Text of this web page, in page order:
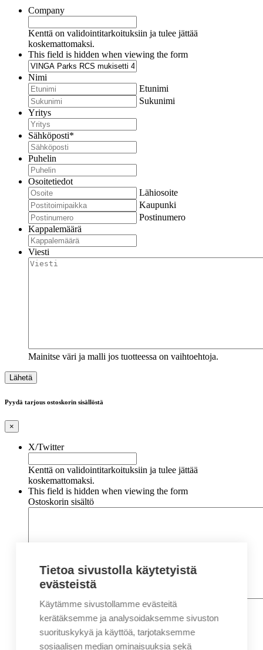
Company
Kenttä on validointitarkoituksiin ja tulee jättää
koskemattomaksi.
This field is hidden when viewing the form
Nimi
Etunimi
Sukunimi
Yritys
Sähköposti*
Puhelin
Osoitetiedot
Lähiosoite
Kaupunki
Postinumero
Kappalemäärä
Viesti
Mainitse väri ja malli jos tuotteessa on vaihtoehtoja.
Pyydä tarjous ostoskorin sisällöstä
×
X/Twitter
Kenttä on validointitarkoituksiin ja tulee jättää
koskemattomaksi.
This field is hidden when viewing the form
Ostoskorin sisältö
Nimi*
Etunimi
Sukunimi
Tietoa sivustolla käytetyistä
evästeistä
Käytämme sivustollamme evästeitä
kerätäksemme ja analysoidaksemme sivuston
suorituskykyä ja käyttöä, tarjotaksemme
sosiaalisen median ominaisuuksia sekä